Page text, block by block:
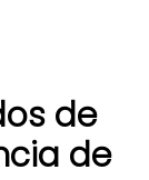
de
de